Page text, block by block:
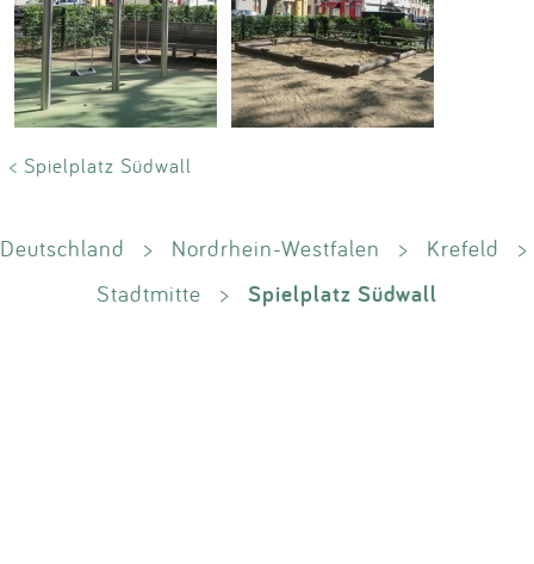
< Spielplatz Südwall
Deutschland > Nordrhein-Westfalen > Krefeld
>
Stadtmitte
> Spielplatz Südwall